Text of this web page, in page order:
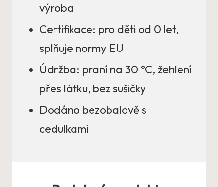
výroba
Certifikace: pro děti od 0 let,
splňuje normy EU
Údržba: praní na 30 °C, žehlení
přes látku, bez sušičky
Dodáno bezobalově s
cedulkami